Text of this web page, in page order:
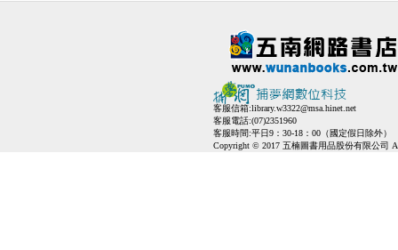
客服信箱:library.w3322@msa.hinet.net
客服電話:(07)2351960
客服時間:平日9：30-18：00（國定假日除外）
Copyright © 2017 五楠圖書用品股份有限公司